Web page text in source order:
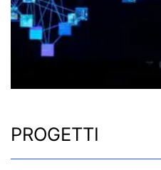
PROGETTI